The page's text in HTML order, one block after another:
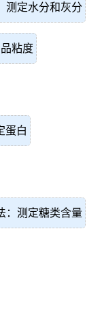
测定水分和灰分
粘度
蛋白
：测定糖类含量